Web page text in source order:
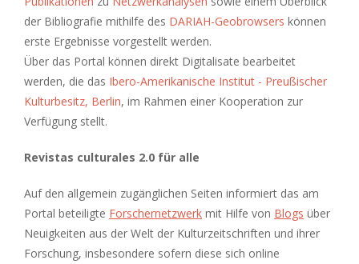
der Bibliografie mithilfe des DARIAH-Geobrowsers können
erste Ergebnisse vorgestellt werden.
Über das Portal können direkt Digitalisate bearbeitet
werden, die das Ibero-Amerikanische Institut - Preußischer
Kulturbesitz, Berlin, im Rahmen einer Kooperation zur
Verfügung stellt.
Revistas culturales 2.0 für alle
Auf den allgemein zugänglichen Seiten informiert das am
Portal beteiligte Forschernetzwerk mit Hilfe von Blogs über
Neuigkeiten aus der Welt der Kulturzeitschriften und ihrer
Forschung, insbesondere sofern diese sich online